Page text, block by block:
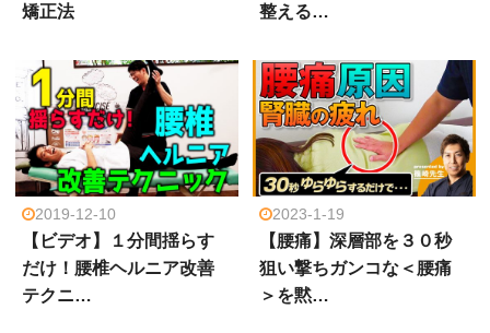
矯正法
整える…
2019-12-10
【ビデオ】１分間揺らす
だけ！腰椎ヘルニア改善
テクニ…
2023-1-19
【腰痛】深層部を３０秒
狙い撃ちガンコな＜腰痛
＞を黙…